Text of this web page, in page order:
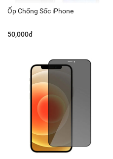
Ốp Chống Sốc iPhone
50,000đ